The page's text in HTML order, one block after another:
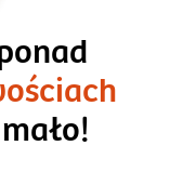
Mniej dań,